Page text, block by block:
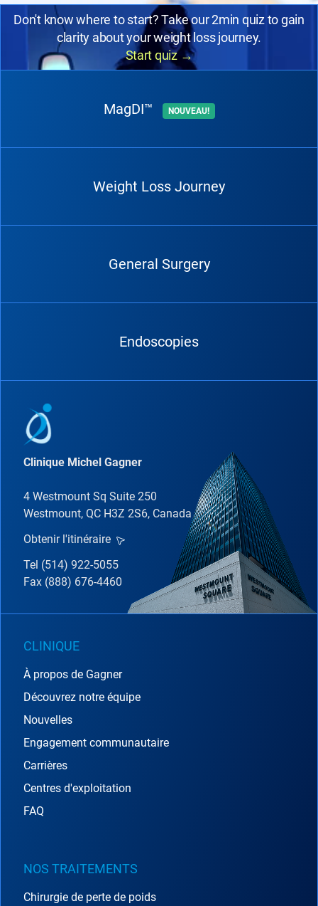
Don't know where to start? Take our 2min quiz to gain
clarity about your weight loss journey.
Start quiz →
MagDI™ NOUVEAU!
Weight Loss Journey
General Surgery
Endoscopies
Clinique Michel Gagner
4 Westmount Sq Suite 250
Westmount, QC H3Z 2S6, Canada
Obtenir l'itinéraire
Tel (514) 922-5055
Fax (888) 676-4460
CLINIQUE
À propos de Gagner
Découvrez notre équipe
Nouvelles
Engagement communautaire
Carrières
Centres d'exploitation
FAQ
NOS TRAITEMENTS
Chirurgie de perte de poids